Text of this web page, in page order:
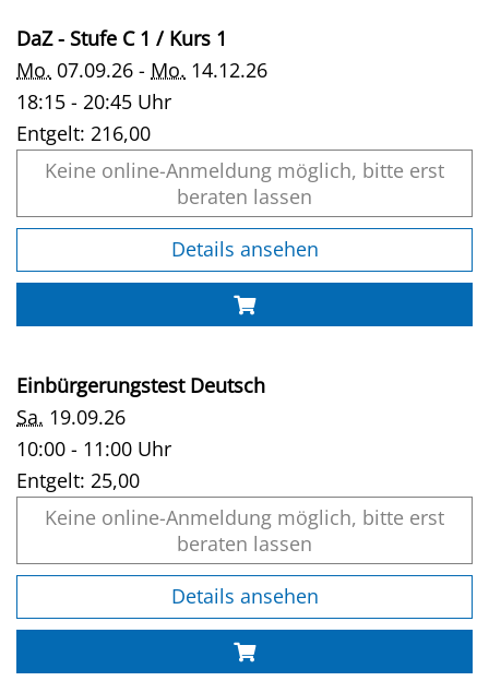
DaZ - Stufe C 1 / Kurs 1
Mo. 07.09.26 - Mo. 14.12.26
18:15 - 20:45 Uhr
Entgelt: 216,00
Keine online-Anmeldung möglich, bitte erst
beraten lassen
Details ansehen
Einbürgerungstest Deutsch
Sa. 19.09.26
10:00 - 11:00 Uhr
Entgelt: 25,00
Keine online-Anmeldung möglich, bitte erst
beraten lassen
Details ansehen